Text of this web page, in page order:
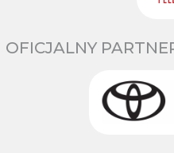
OFICJALNY